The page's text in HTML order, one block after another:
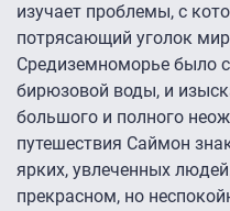
изучает проблемы, с
потрясающий уголок
Средиземноморье было
бирюзовой воды, и
большого и полного
путешествия Саймон
ярких, увлеченных
прекрасном, но